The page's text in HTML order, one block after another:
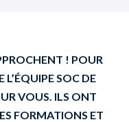
! POUR
L’ÉQUIPE SOC DE
VOUS. ILS ONT
FORMATIONS ET